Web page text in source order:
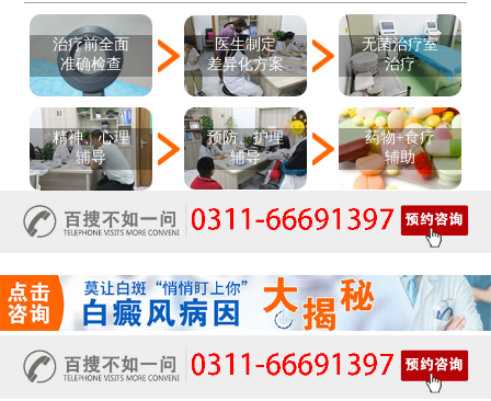
治疗前全面
准确检查
医生制定
差异化方案
无菌治疗室
治疗
精神、心理
辅导
预防、护理
辅导
药物+食疗
辅助